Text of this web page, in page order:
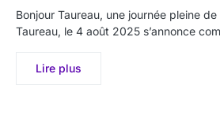
Bonjour Taureau, une journée pleine
Taureau, le 4 août 2025 s’annonce
Lire plus